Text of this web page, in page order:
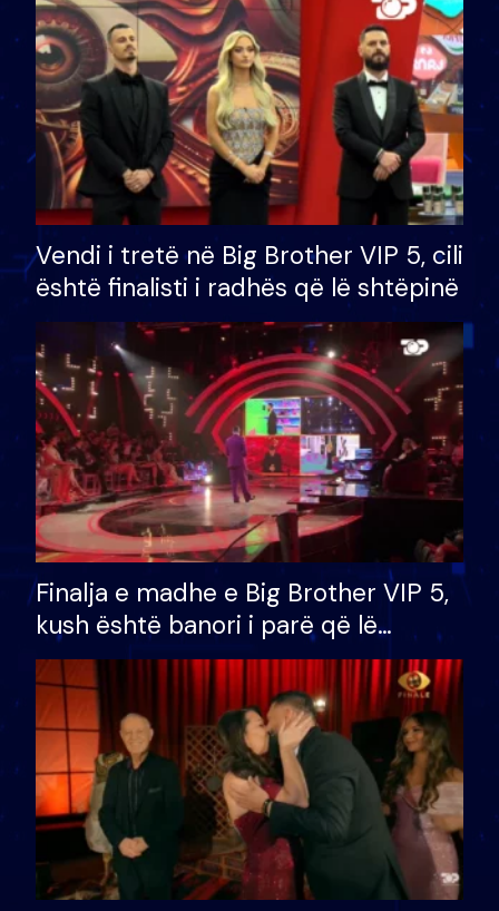
Vendi i tretë në Big Brother VIP 5, cili
është finalisti i radhës që lë shtëpinë
Finalja e madhe e Big Brother VIP 5,
kush është banori i parë që lë
shtëpinë dhe humb mundësinë për
të fituar çmimin e madh